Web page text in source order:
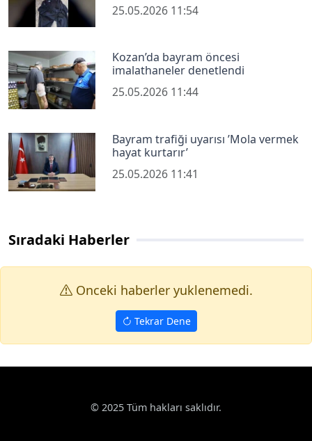
25.05.2026 11:54
Kozan’da bayram öncesi
imalathaneler denetlendi
25.05.2026 11:44
Bayram trafiği uyarısı ’Mola vermek
hayat kurtarır’
25.05.2026 11:41
Sıradaki Haberler
Onceki haberler yuklenemedi.
Tekrar Dene
© 2025 Tüm hakları saklıdır.